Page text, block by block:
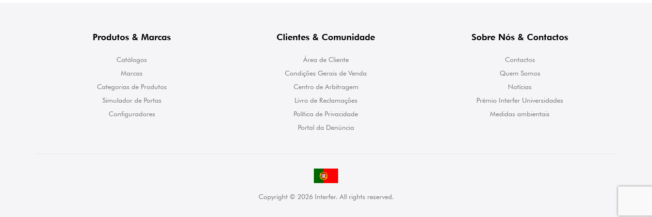
Produtos & Marcas
Catálogos
Marcas
Categorias de Produtos
Simulador de Portas
Configuradores
Clientes & Comunidade
Área de Cliente
Condições Gerais de Venda
Centro de Arbitragem
Livro de Reclamações
Política de Privacidade
Portal da Denúncia
Sobre Nós & Contactos
Contactos
Quem Somos
Notícias
Prémio Interfer Universidades
Medidas ambientais
Copyright © 2026 Interfer. All rights reserved.